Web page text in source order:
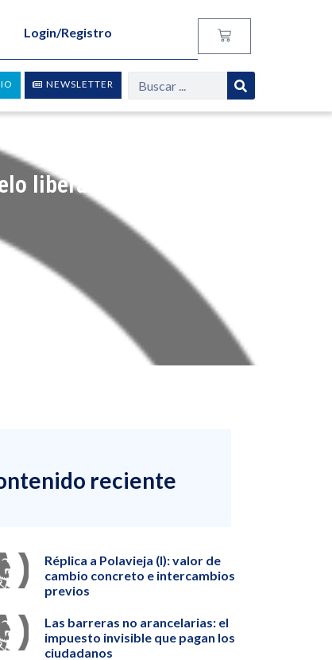
Login/Registro
NEWSLETTER
liberal?
reciente
Réplica a Polavieja (I): valor de
cambio concreto e intercambios
previos
Las barreras no arancelarias: el
impuesto invisible que pagan los
ciudadanos